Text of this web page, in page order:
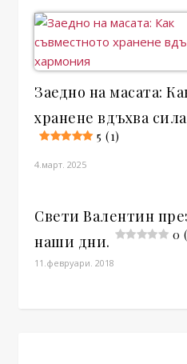
Заедно на масата:
хранене вдъхва
5 (1)
4.март. 2025
Свети Валентин
наши дни.
0
11.февруари. 2018